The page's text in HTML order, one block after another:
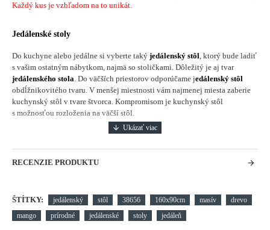
Každý kus je vzhľadom na to unikát.
Jedálenské stoly
Do kuchyne alebo jedálne si vyberte taký jedálenský stôl, ktorý bude ladiť
s vašim ostatným nábytkom, najmä so stoličkami. Dôležitý je aj tvar
jedálenského stola. Do väčších priestorov odporúčame jedálenský stôl
obdĺžnikovitého tvaru. V menšej miestnosti vám najmenej miesta zaberie
kuchynský stôl v tvare štvorca. Kompromisom je kuchynský stôl
s možnosťou rozloženia na väčší stôl.
RECENZIE PRODUKTU
ŠTÍTKY: jedálenský stôl 38656 160x90cm masív
drevo
mango
prírodné jedálenské stoly jedáleň